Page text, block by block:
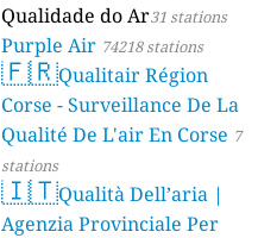
Qualidade do Ar31 stations
Purple Air 74218 stations
🇫🇷Qualitair Région
Corse - Surveillance De La
Qualité De L'air En Corse 7
stations
🇮🇹Qualità Dell’aria |
Agenzia Provinciale Per